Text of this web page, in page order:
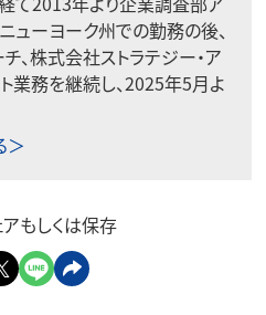
ューヨーク州での勤務の後、
、株式会社ストラテジー・ア
業務を継続し、2025年5月よ
＞
もしくは保存